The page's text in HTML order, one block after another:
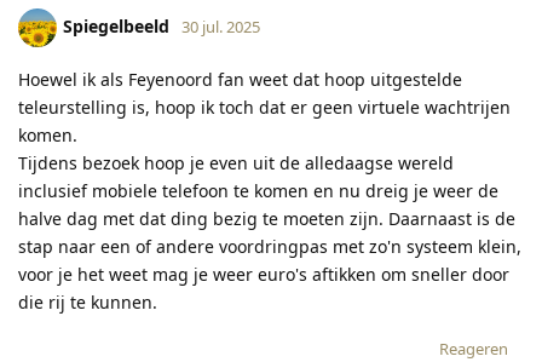
Spiegelbeeld 30 jul. 2025
Hoewel ik als Feyenoord fan weet dat hoop uitgestelde
teleurstelling is, hoop ik toch dat er geen virtuele wachtrijen
komen.
Tijdens bezoek hoop je even uit de alledaagse wereld
inclusief mobiele telefoon te komen en nu dreig je weer de
halve dag met dat ding bezig te moeten zijn. Daarnaast is de
stap naar een of andere voordringpas met zo'n systeem klein,
voor je het weet mag je weer euro's aftikken om sneller door
die rij te kunnen.
Reageren